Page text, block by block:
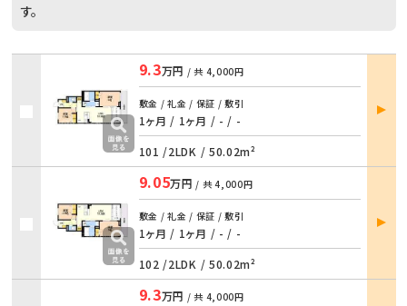
す。
9.3万円 / 共 4,000円
敷金 / 礼金 / 保証 / 敷引
1ヶ月 / 1ヶ月 / - / -
101 /2LDK / 50.02m²
部屋
詳細
9.05万円 / 共4,000円
敷金 / 礼金 / 保証 / 敷引
1ヶ月 / 1ヶ月 / - / -
102 /2LDK / 50.02m²
部屋
詳細
9.3万円 / 共 4,000円